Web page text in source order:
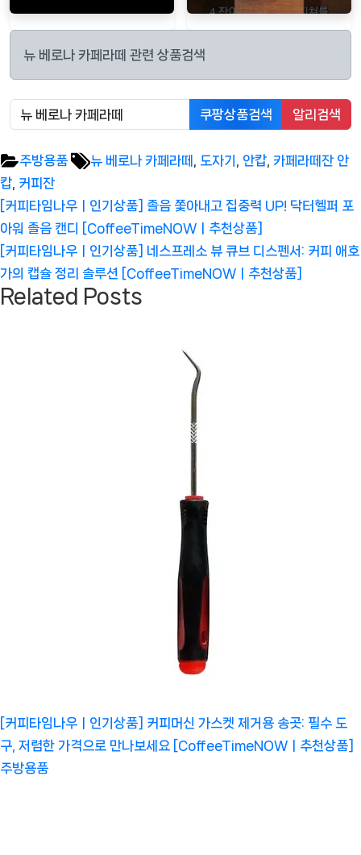
뉴 베로나 카페라떼 관련 상품검색
쿠팡상품검색 알리검색
주방용품 Tags:
뉴 베로나 카페라떼 도자기 안캅 카페라떼잔 안
캅 커피잔
글
탐
색
Previous
Post:
[커피타임나우ㅣ인기상품] 졸음 쫓아내고 집중력 UP! 닥터헬퍼 포
아워 졸음 캔디 [CoffeeTimeNOWㅣ추천상품]
Next
Post:
[커피타임나우ㅣ인기상품] 네스프레소 뷰 큐브 디스펜서: 커피 애호
가의 캡슐 정리 솔루션 [CoffeeTimeNOWㅣ추천상품]
Related Posts
[커피타임나우ㅣ인기상품] 커피머신 가스켓 제거용 송곳: 필수 도
구, 저렴한 가격으로 만나보세요 [CoffeeTimeNOWㅣ추천상품]
주방용품